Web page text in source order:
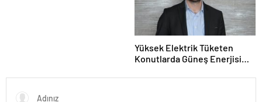
Yüksek Elektrik Tüketen
Konutlarda Güneş Enerjisi